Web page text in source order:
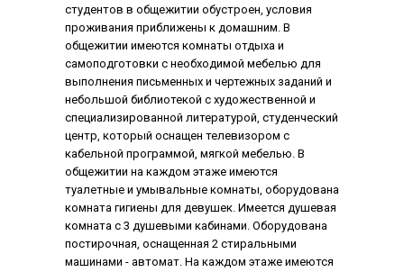
студентов в общежитии обустроен, условия
проживания приближены к домашним. В
общежитии имеются комнаты отдыха и
самоподготовки с необходимой мебелью для
выполнения письменных и чертежных заданий и
небольшой библиотекой с художественной и
специализированной литературой, студенческий
центр, который оснащен телевизором с
кабельной программой, мягкой мебелью. В
общежитии на каждом этаже имеются
туалетные и умывальные комнаты, оборудована
комната гигиены для девушек. Имеется душевая
комната с 3 душевыми кабинами. Оборудована
постирочная, оснащенная 2 стиральными
машинами - автомат. На каждом этаже имеются